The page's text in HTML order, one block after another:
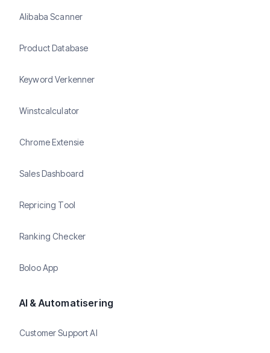
Alibaba Scanner
Product Database
Keyword Verkenner
Winstcalculator
Chrome Extensie
Sales Dashboard
Repricing Tool
Ranking Checker
Boloo App
AI & Automatisering
Customer Support AI